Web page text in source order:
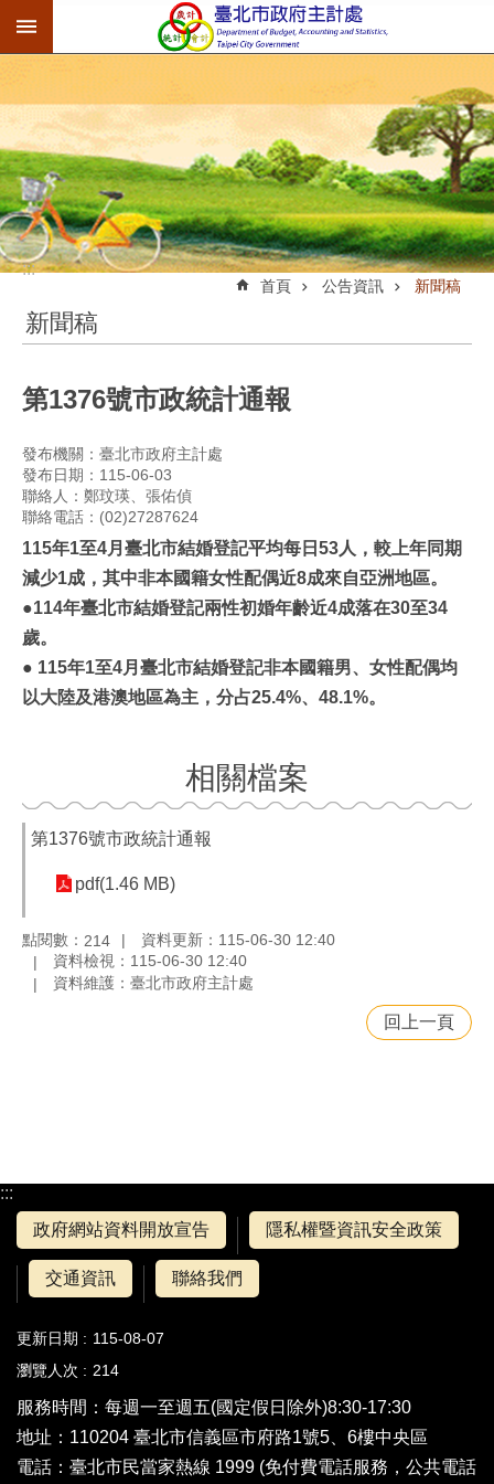
跳到主要內容區塊
:::
首頁 公告資訊 新聞稿
新聞稿
第1376號市政統計通報
發布機關：臺北市政府主計處
發布日期：115-06-03
聯絡人：鄭玟瑛、張佑偵
聯絡電話：(02)27287624
115年1至4月臺北市結婚登記平均每日53人，較上年同期
減少1成，其中非本國籍女性配偶近8成來自亞洲地區。
●114年臺北市結婚登記兩性初婚年齡近4成落在30至34
歲。
● 115年1至4月臺北市結婚登記非本國籍男、女性配偶均
以大陸及港澳地區為主，分占25.4%、48.1%。
相關檔案
第1376號市政統計通報
pdf(1.46 MB)
點閱數： 214
資料更新：115-06-30 12:40
資料檢視：115-06-30 12:40
資料維護：臺北市政府主計處
回上一頁
:::
政府網站資料開放宣告
隱私權暨資訊安全政策
交通資訊 聯絡我們
更新日期
115-08-07
瀏覽人次
214
服務時間：每週一至週五(國定假日除外)8:30-17:30
地址：110204 臺北市信義區市府路1號5、6樓中央區
電話： 臺北市民當家熱線 1999 (免付費電話服務，公共電話